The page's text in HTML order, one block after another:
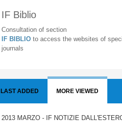
IF Biblio
Consultation of section
IF BIBLIO to access the websites of
journals
LAST ADDED MORE VIEWED
2013 MARZO - IF NOTIZIE